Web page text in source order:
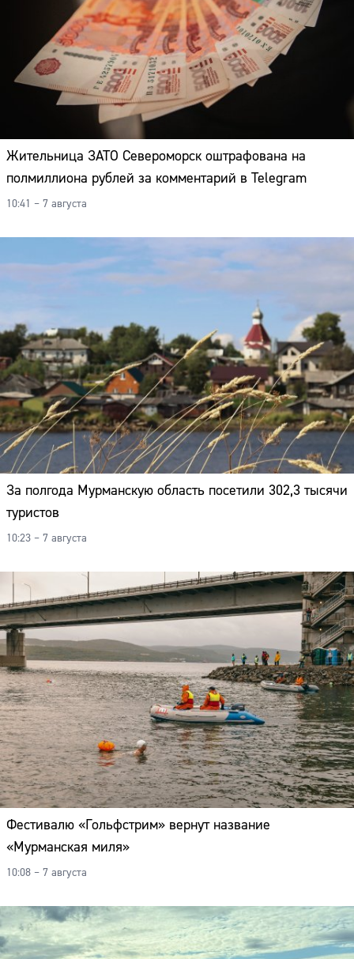
Жительница ЗАТО Североморск оштрафована на
полмиллиона рублей за комментарий в Telegram
10:41 – 7 августа
За полгода Мурманскую область посетили 302,3 тысячи
туристов
10:23 – 7 августа
Фестивалю «Гольфстрим» вернут название
«Мурманская миля»
10:08 – 7 августа